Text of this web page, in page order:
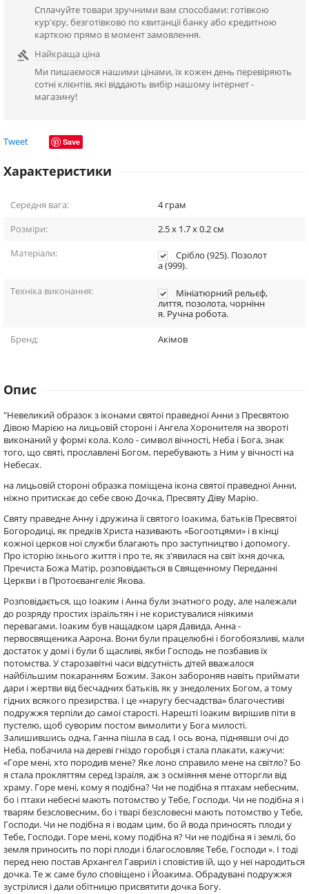
Сплачуйте товари зручними вам способами: готівкою
кур'єру, безготівково по квитанції банку або кредитною
карткою прямо в момент замовлення.
 Найкраща ціна
Ми пишаємося нашими цінами, їх кожен день перевіряють
сотні клієнтів, які віддають вибір нашому інтернет -
магазину!
Tweet Save
Характеристики
Середня вага: 4 грам
Розміри:
2.5 x 1.7 x 0.2см
Матеріали:
Срібло (925). Позолот
а (999).
Техніка виконання:
Мініатюрний рельєф,
лиття, позолота, чорнінн
я. Ручна робота.
Бренд: Акімов
Опис
"Невеликий образок з іконами святої праведної Анни з Пресвятою
Дівою Марією на лицьовій стороні і Ангела Хоронителя на звороті
виконаний у формі кола. Коло - символ вічності, Неба і Бога, знак
того, що святі, прославлені Богом, перебувають з Ним у вічності на
Небесах.
на лицьовій стороні образка поміщена ікона святої праведної Анни,
ніжно притискає до себе свою Дочка, Пресвяту Діву Марію.
Святу праведне Анну і дружина її святого Іоакима, батьків Пресвятої
Богородиці, як предків Христа називають «Богоотцями» і в кінці
кожної церков ної служби благають про заступництво і допомогу.
Про історію їхнього життя і про те, як з'явилася на світ їхня дочка,
Пречиста Божа Матір, розповідається в Священному Переданні
Церкви і в Протоєвангеліє Якова.
Розповідається, що Іоаким і Анна були знатного роду, але належали
до розряду простих ізраїльтян і не користувалися ніякими
перевагами. Іоаким був нащадком царя Давида, Анна -
первосвященика Аарона. Вони були працелюбні і богобоязливі, мали
достаток у домі і були б щасливі, якби Господь не позбавив їх
потомства. У старозавітні часи відсутність дітей вважалося
найбільшим покаранням Божим. Закон забороняв навіть приймати
дари і жертви від бесчадних батьків, як у знедолених Богом, а тому
гідних всякого презирства. І це «наругу бесчадства» благочестиві
подружжя терпіли до самої старості. Нарешті Іоаким вирішив піти в
пустелю, щоб суворим постом вимолити у Бога милості.
Залишившись одна, Ганна пішла в сад. І ось вона, піднявши очі до
Неба, побачила на дереві гніздо горобця і стала плакати, кажучи:
«Горе мені, хто породив мене? Яке лоно справило мене на світло? Бо
я стала прокляттям серед Ізраїля, аж з осміяння мене отторгли від
храму. Горе мені, кому я подібна? Чи не подібна я птахам небесним,
бо і птахи небесні мають потомство у Тебе, Господи. Чи не подібна я і
тварям безсловесним, бо і тварі безсловесні мають потомство у Тебе,
Господи. Чи не подібна я і водам цим, бо й вода приносять плоди у
Тебе, Господи. Горе мені, кому подібна я? Чи не подібна я і землі, бо
земля приносить по порі плоди і благословляє Тебе, Господи ». І тоді
перед нею постав Архангел Гавриїл і сповістив їй, що у неї народиться
дочка. Те ж саме було сповіщено і Йоакима. Обрадувані подружжя
зустрілися і дали обітницю присвятити дочка Богу.